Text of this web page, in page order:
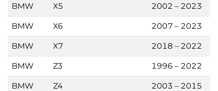
BMW X5 2002 – 2023
BMW X6 2007 – 2023
BMW X7 2018 – 2022
BMW Z3 1996 – 2022
BMW Z4 2003 – 2015